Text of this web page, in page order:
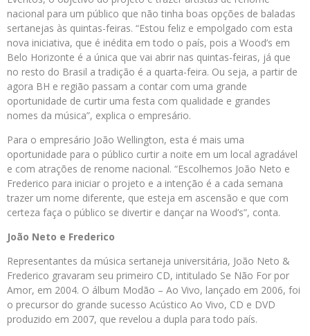
nacional para um público que não tinha boas opções de baladas
sertanejas às quintas-feiras. “Estou feliz e empolgado com esta
nova iniciativa, que é inédita em todo o país, pois a Wood’s em
Belo Horizonte é a única que vai abrir nas quintas-feiras, já que
no resto do Brasil a tradição é a quarta-feira. Ou seja, a partir de
agora BH e região passam a contar com uma grande
oportunidade de curtir uma festa com qualidade e grandes
nomes da música”, explica o empresário.
Para o empresário João Wellington, esta é mais uma
oportunidade para o público curtir a noite em um local agradável
e com atrações de renome nacional. “Escolhemos João Neto e
Frederico para iniciar o projeto e a intenção é a cada semana
trazer um nome diferente, que esteja em ascensão e que com
certeza faça o público se divertir e dançar na Wood’s”, conta.
João Neto e Frederico
Representantes da música sertaneja universitária, João Neto &
Frederico gravaram seu primeiro CD, intitulado Se Não For por
Amor, em 2004. O álbum Modão – Ao Vivo, lançado em 2006, foi
o precursor do grande sucesso Acústico Ao Vivo, CD e DVD
produzido em 2007, que revelou a dupla para todo país.